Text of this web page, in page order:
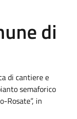
di
di cantiere e
semaforico
Rosate”, in